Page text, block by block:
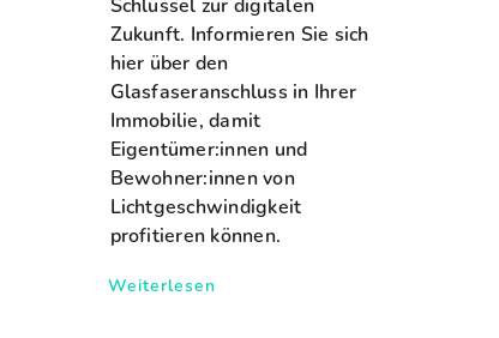
Schlüssel zur digitalen
Zukunft. Informieren Sie sich
hier über den
Glasfaseranschluss in Ihrer
Immobilie, damit
Eigentümer:innen und
Bewohner:innen von
Lichtgeschwindigkeit
profitieren können.
Weiterlesen